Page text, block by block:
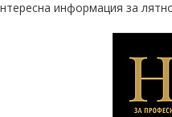
информация за